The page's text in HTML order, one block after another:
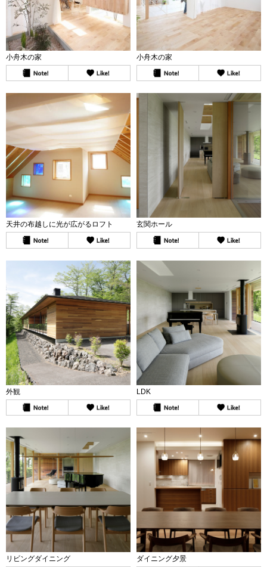
小舟木の家 小舟木の家
天井の布越しに光が広がるロフト 玄関ホール
外観 LDK
リビングダイニング ダイニング夕景